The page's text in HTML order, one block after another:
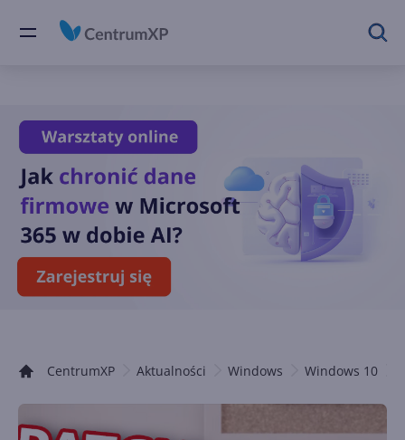
CentrumXP Aktualności Windows Windows 10